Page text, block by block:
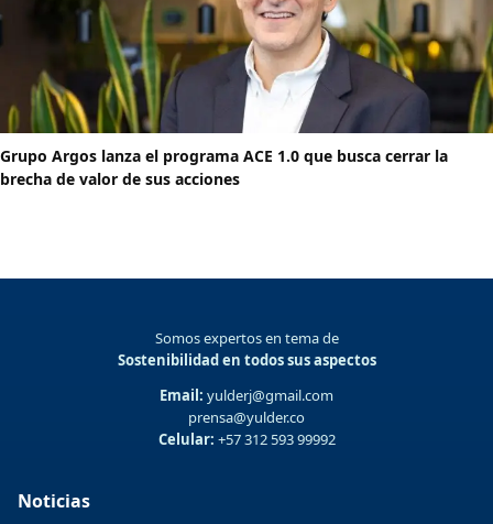
Grupo Argos lanza el programa ACE 1.0 que busca cerrar la
brecha de valor de sus acciones
Somos expertos en tema de
Sostenibilidad en todos sus aspectos
Email: yulderj@gmail.com
prensa@yulder.co
Celular: +57 312 593 99992
Noticias